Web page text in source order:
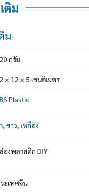
ติม
ม
กรัม
× 12 × 5 เซนติเมตร
Plastic
ขาว เหลือง
องพลาสติก DIY
ะเทศจีน